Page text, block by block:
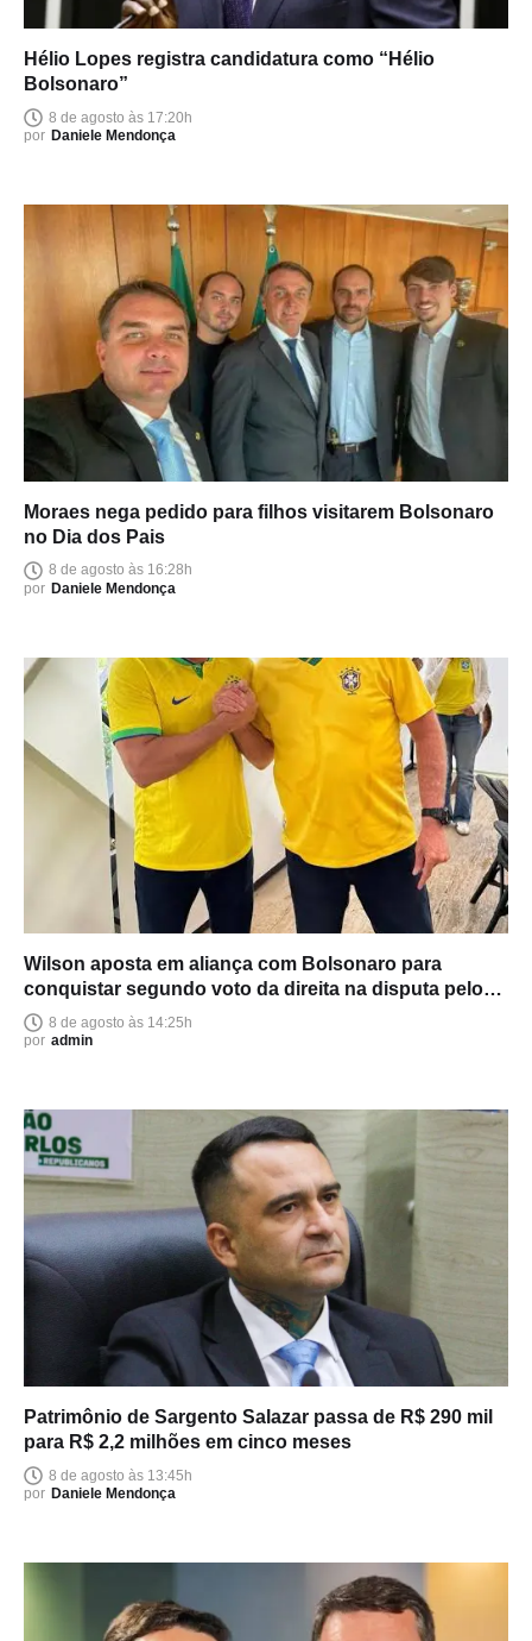
Hélio Lopes registra candidatura como “Hélio
Bolsonaro”
8 de agosto às 17:20h
por Daniele Mendonça
Moraes nega pedido para filhos visitarem Bolsonaro
no Dia dos Pais
8 de agosto às 16:28h
por Daniele Mendonça
Wilson aposta em aliança com Bolsonaro para
conquistar segundo voto da direita na disputa pelo
Senado
8 de agosto às 14:25h
por admin
Patrimônio de Sargento Salazar passa de R$ 290 mil
para R$ 2,2 milhões em cinco meses
8 de agosto às 13:45h
por Daniele Mendonça